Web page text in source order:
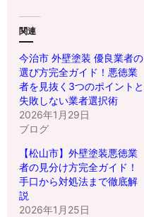
関連
今治市 外壁塗装 優良業者の
選び方完全ガイド！悪徳業
者を見抜く3つのポイントと
失敗しない業者選択術
2026年1月29日
ブログ
【松山市】外壁塗装悪徳業
者の見分け方完全ガイド！
手口から対処法まで徹底解
説
2026年1月25日